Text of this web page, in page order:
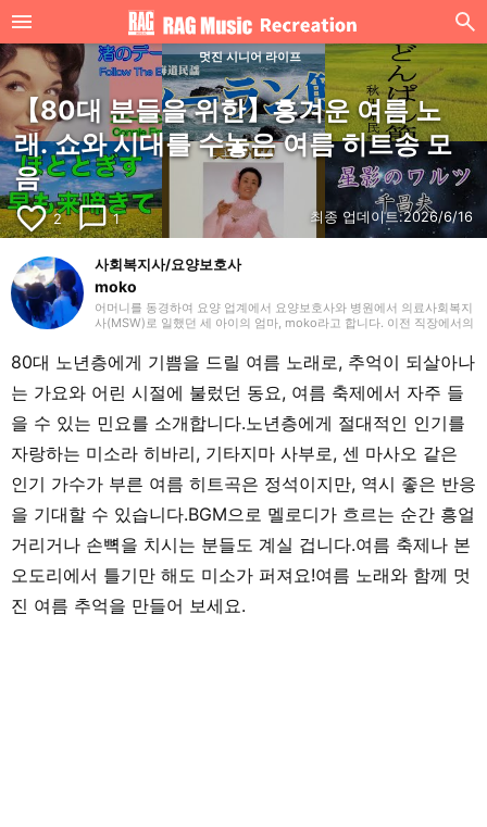
멋진 시니어 라이프
【80대 분들을 위한】흥겨운 여름 노
래. 쇼와 시대를 수놓은 여름 히트송 모
음
favorite_border 2 chat_bubble_outline 1 최종 업데이트:2026/6/16
사회복지사/요양보호사
moko
어머니를 동경하여 요양 업계에서 요양보호사와 병원에서 의료사회복지
사(MSW)로 일했던 세 아이의 엄마, moko라고 합니다. 이전 직장에서의
니다.
80대 노년층에게 기쁨을 드릴 여름 노래로, 추억이 되살아나
는 가요와 어린 시절에 불렀던 동요, 여름 축제에서 자주 들
을 수 있는 민요를 소개합니다.노년층에게 절대적인 인기를
자랑하는 미소라 히바리, 기타지마 사부로, 센 마사오 같은
인기 가수가 부른 여름 히트곡은 정석이지만, 역시 좋은 반응
을 기대할 수 있습니다.BGM으로 멜로디가 흐르는 순간 흥얼
거리거나 손뼉을 치시는 분들도 계실 겁니다.여름 축제나 본
오도리에서 틀기만 해도 미소가 퍼져요!여름 노래와 함께 멋
진 여름 추억을 만들어 보세요.